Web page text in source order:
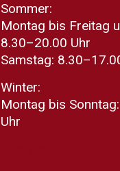
Sommer:
Montag bis Freitag
8.30–20.00 Uhr
Samstag:
Winter:
Montag bis
Uhr